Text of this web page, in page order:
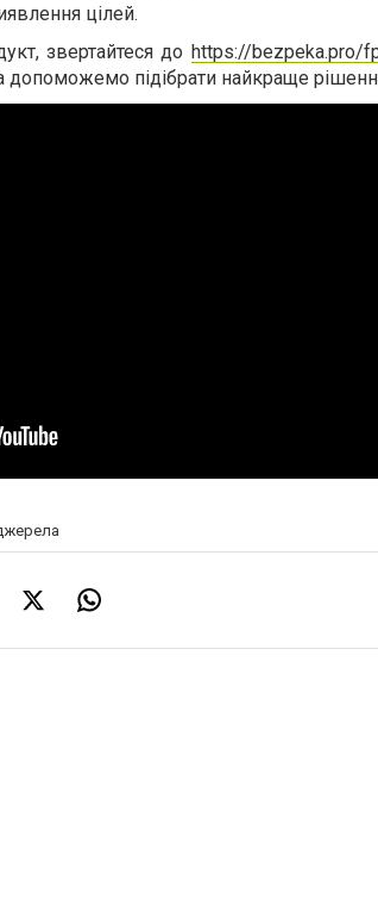
цілей.
звертайтеся до https://bezpeka.pro/
підібрати найкраще